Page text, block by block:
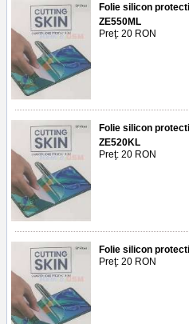
Folie silicon
ZE550ML
Preţ: 20 RON
Folie silicon
ZE520KL
Preţ: 20 RON
Folie silicon
Preţ: 20 RON